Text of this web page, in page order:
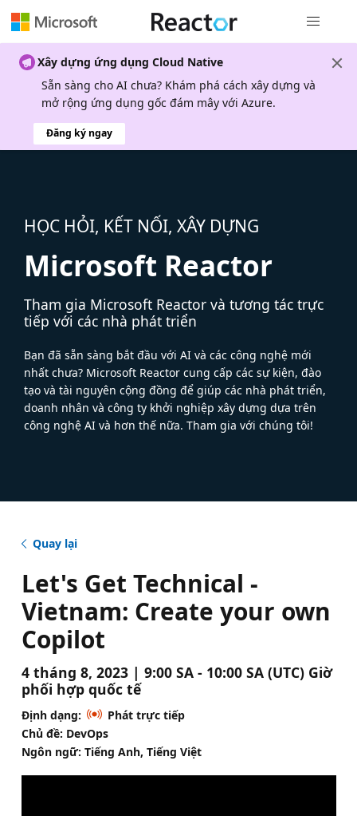
Xây dựng ứng dụng Cloud Native
Sẵn sàng cho AI chưa? Khám phá cách xây dựng và
mở rộng ứng dụng gốc đám mây với Azure.
Đăng ký ngay
HỌC HỎI, KẾT NỐI, XÂY DỰNG
Microsoft Reactor
Tham gia Microsoft Reactor và tương tác trực
tiếp với các nhà phát triển
Bạn đã sẵn sàng bắt đầu với AI và các công nghệ mới
nhất chưa? Microsoft Reactor cung cấp các sự kiện, đào
tạo và tài nguyên cộng đồng để giúp các nhà phát triển,
doanh nhân và công ty khởi nghiệp xây dựng dựa trên
công nghệ AI và hơn thế nữa. Tham gia với chúng tôi!
Quay lại
Let's Get Technical -
Vietnam: Create your own
Copilot
4 tháng 8, 2023 | 9:00 SA - 10:00 SA (UTC) Giờ
phối hợp quốc tế
Định dạng:
Phát trực tiếp
Chủ đề: DevOps
Ngôn ngữ: Tiếng Anh, Tiếng Việt